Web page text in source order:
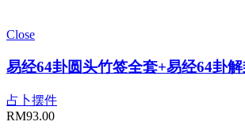
Close
易经64卦圆头竹签全套+易经64卦
占卜摆件
RM93.00